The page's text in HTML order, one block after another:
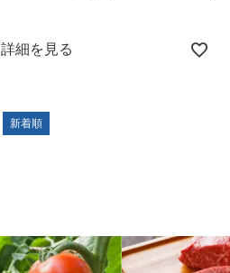
詳細を見る
新着順